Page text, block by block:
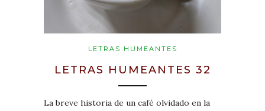
LETRAS HUMEANTES
LETRAS HUMEANTES 32
La breve historia de un café olvidado en la